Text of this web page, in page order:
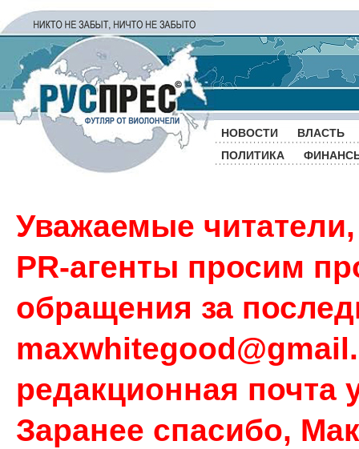
НОВОСТИ
ВЛАСТЬ
ПОЛИТИКА
Уважаемые
PR-агенты просим
обращения за
редакционная почта
Заранее спасибо,